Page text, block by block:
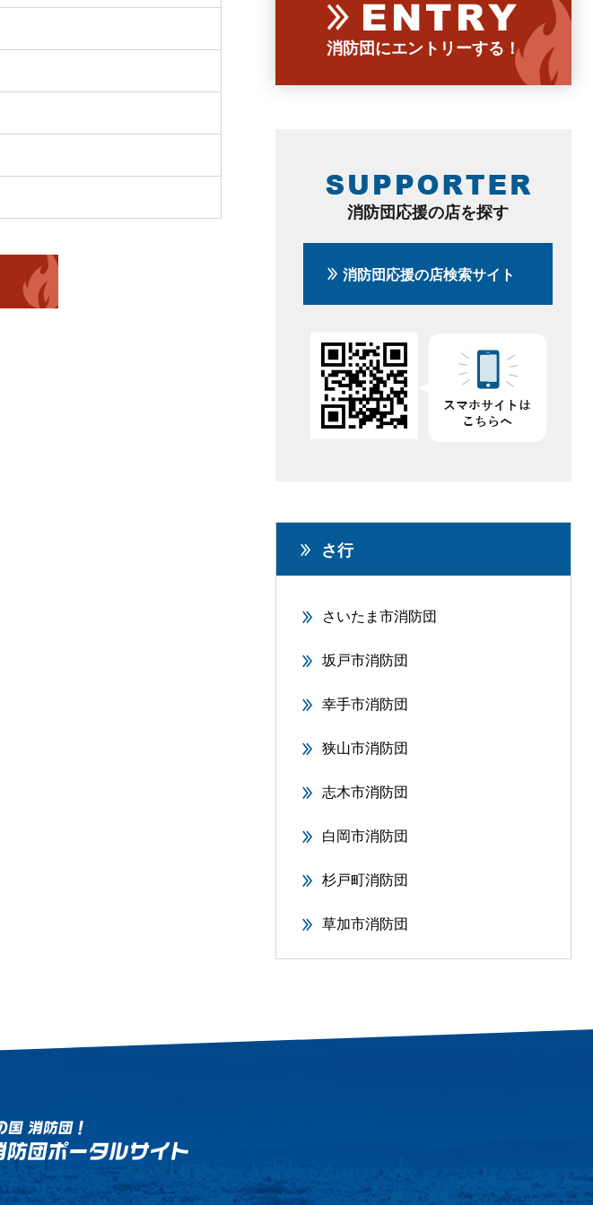
消防団にエントリーする！
消防団応援の店を探す
消防団応援の店検索サイト
さ行
さいたま市消防団
坂戸市消防団
幸手市消防団
狭山市消防団
志木市消防団
白岡市消防団
杉戸町消防団
草加市消防団